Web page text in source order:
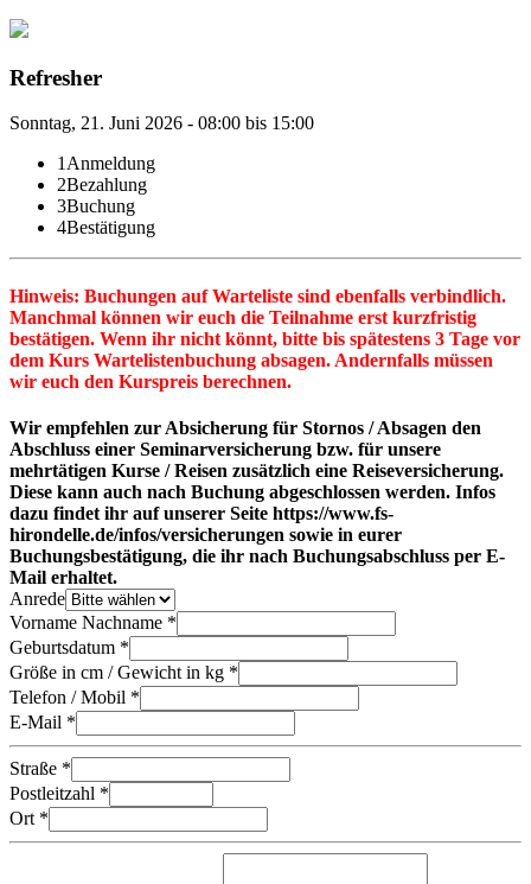
Refresher
Sonntag, 21. Juni 2026 - 08:00 bis 15:00
1Anmeldung
2Bezahlung
3Buchung
4Bestätigung
Hinweis: Buchungen auf Warteliste sind ebenfalls verbindlich.
Manchmal können wir euch die Teilnahme erst kurzfristig
bestätigen. Wenn ihr nicht könnt, bitte bis spätestens 3 Tage vor
dem Kurs Wartelistenbuchung absagen. Andernfalls müssen
wir euch den Kurspreis berechnen.
Wir empfehlen zur Absicherung für Stornos / Absagen den
Abschluss einer Seminarversicherung bzw. für unsere
mehrtätigen Kurse / Reisen zusätzlich eine Reiseversicherung.
Diese kann auch nach Buchung abgeschlossen werden. Infos
dazu findet ihr auf unserer Seite https://www.fs-
hirondelle.de/infos/versicherungen sowie in eurer
Buchungsbestätigung, die ihr nach Buchungsabschluss per E-
Mail erhaltet.
Anrede
Vorname Nachname *
Geburtsdatum *
Größe in cm / Gewicht in kg *
Telefon / Mobil *
E-Mail *
Straße *
Postleitzahl *
Ort *